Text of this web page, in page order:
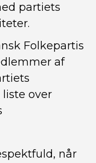
partiets
Folkepartis
af
over
når